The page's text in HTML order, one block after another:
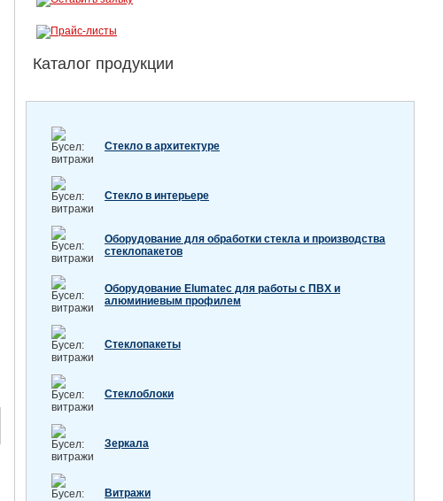
Каталог продукции
Стекло в архитектуре
Стекло в интерьере
Оборудование для обработки стекла и производства
стеклопакетов
Оборудование Elumatec для работы с ПВХ и
алюминиевым профилем
Стеклопакеты
Стеклоблоки
Зеркала
Витражи